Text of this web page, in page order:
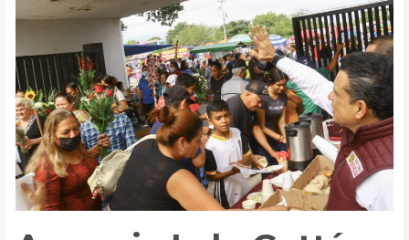
Ayuntamiento
adeudo